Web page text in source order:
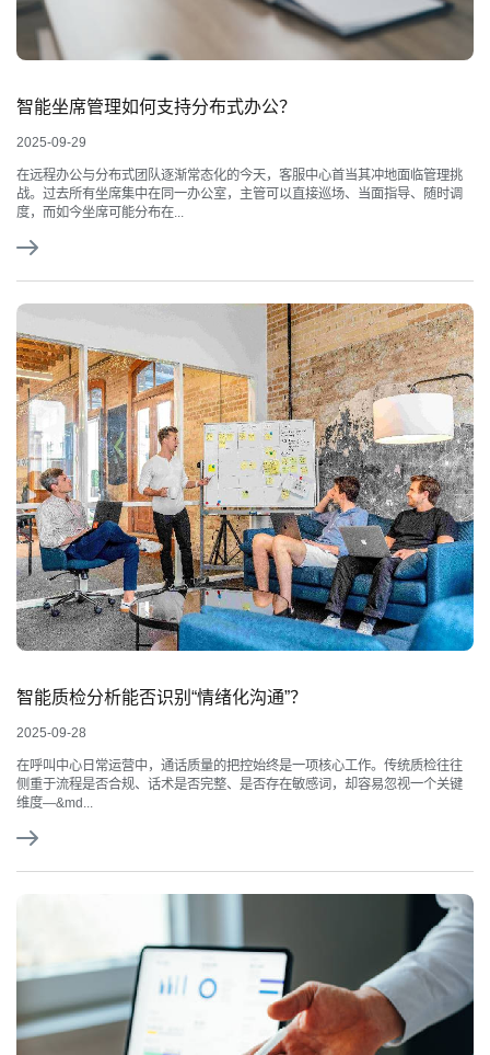
智能坐席管理如何支持分布式办公？
2025-09-29
在远程办公与分布式团队逐渐常态化的今天，客服中心首当其冲地面临管理挑
战。过去所有坐席集中在同一办公室，主管可以直接巡场、当面指导、随时调
度，而如今坐席可能分布在...
智能质检分析能否识别“情绪化沟通”？
2025-09-28
在呼叫中心日常运营中，通话质量的把控始终是一项核心工作。传统质检往往
侧重于流程是否合规、话术是否完整、是否存在敏感词，却容易忽视一个关键
维度—&md...